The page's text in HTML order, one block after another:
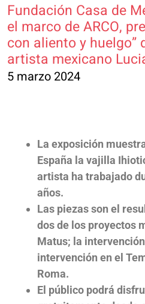
Fundación Casa de
el marco de ARCO,
con aliento y huelgo”
artista mexicano
5 marzo 2024
La exposición
España la vajilla
artista ha trabajado
años.
Las piezas son el
dos de los proyectos
Matus; la
intervención en el
Roma.
El público podrá